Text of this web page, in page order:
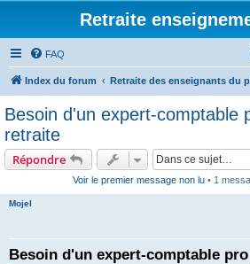
Retraite
FAQ
Index du forum Retraite des enseignants du
Besoin d'un expert-comptable
retraite
Répondre
Voir le premier message non lu• 1
Mojel
Besoin d'un expert-comptable